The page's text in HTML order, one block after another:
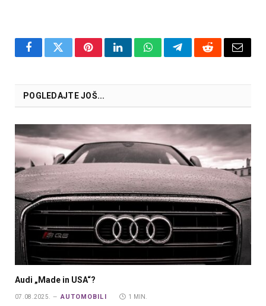
FacebookTwitterPinterestLinkedInWhatsAppTelegramRedditEmail
POGLEDAJTE JOŠ...
Audi „Made in USA“?
07.08.2025. AUTOMOBILI 1 MIN.